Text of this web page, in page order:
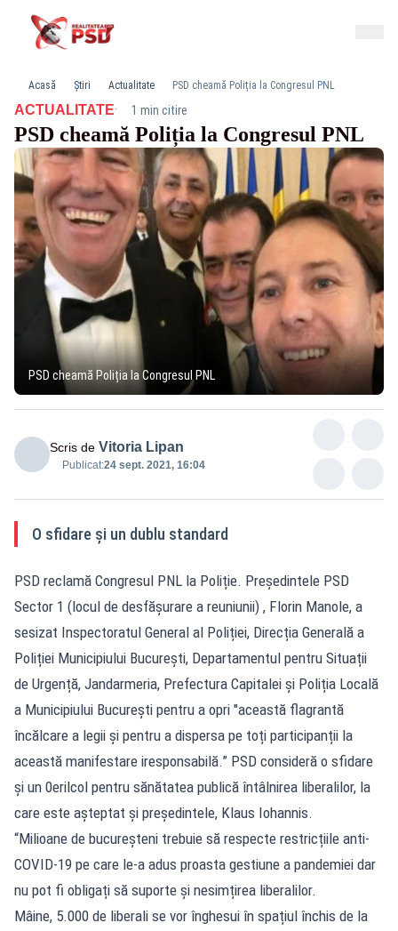
Acasă Știri Actualitate PSD cheamă Poliția la Congresul PNL
ACTUALITATE· 1 min citire
PSD cheamă Poliția la Congresul PNL
PSD cheamă Poliția la Congresul PNL
Scris de Vitoria Lipan
Publicat:24 sept. 2021, 16:04
O sfidare și un dublu standard
PSD reclamă Congresul PNL la Poliție. Președintele PSD
Sector 1 (locul de desfășurare a reuniunii) , Florin Manole, a
sesizat Inspectoratul General al Poliției, Direcția Generală a
Poliției Municipiului București, Departamentul pentru Situații
de Urgență, Jandarmeria, Prefectura Capitalei și Poliția Locală
a Municipiului București pentru a opri "această flagrantă
încălcare a legii și pentru a dispersa pe toți participanții la
această manifestare iresponsabilă.” PSD consideră o sfidare
și un 0erilcol pentru sănătatea publică întâlnirea liberalilor, la
care este așteptat și președintele, Klaus Iohannis.
“Milioane de bucureșteni trebuie să respecte restricțiile anti-
COVID-19 pe care le-a adus proasta gestiune a pandemiei dar
nu pot fi obligați să suporte și nesimțirea liberalilor.
Mâine, 5.000 de liberali se vor înghesui în spațiul închis de la